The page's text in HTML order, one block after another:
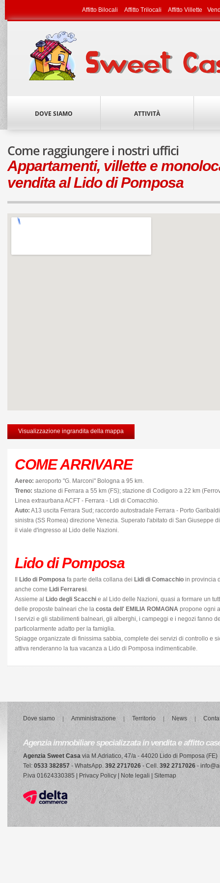
Affitto Bilocali Affitto Trilocali Affitto Villette
DOVE SIAMO ATTIVITÀ
Come raggiungere i nostri uffici
Appartamenti, villette e
vendita al Lido di Pomposa
Visualizzazione ingrandita della mappa
COME ARRIVARE
Aereo: aeroporto "G. Marconi" Bologna a 95 km.
Treno: stazione di Ferrara a 55 km (FS); stazione di Codigoro a 22 km
Linea extraurbana ACFT - Ferrara - Lidi di Comacchio.
Auto: A13 uscita Ferrara Sud; raccordo autostradale Ferrara - Porto
sinistra (SS Romea) direzione Venezia. Superato l'abitato di San Giuseppe
il viale d'ingresso al Lido delle Nazioni.
Lido di Pomposa
Lido di Pomposa fa parte della collana dei Lidi di Comacchio in provincia
anche come Lidi Ferraresi.
Assieme al Lido degli Scacchi e al Lido delle Nazioni, quasi a formare un
delle proposte balneari che la costa dell' EMILIA ROMAGNA propone ogni
I servizi e gli stabilimenti balneari, gli alberghi, i campeggi e i negozi fanno
particolarmente adatto per la famiglia.
Spiagge organizzate di finissima sabbia, complete dei servizi di controllo e
attiva renderanno la tua vacanza a Lido di Pomposa indimenticabile.
Dove siamo Amministrazione Territorio News
Agenzia immobiliare specializzata in vendita e affitto
Agenzia Sweet Casavia M.Adriatico, 47/a - 44020 Lido di Pomposa (FE)
Tel: 0533 382857- WhatsApp. 392 2717026 - Cell. 392 2717026 -
P.iva 01624330385 |
Privacy Policy Note legali Sitemap